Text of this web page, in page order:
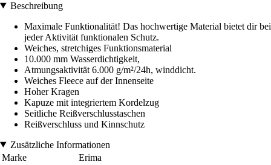
Beschreibung
Maximale Funktionalität! Das hochwertige Material bietet dir bei
jeder Aktivität funktionalen Schutz.
Weiches, stretchiges Funktionsmaterial
10.000 mm Wasserdichtigkeit,
Atmungsaktivität 6.000 g/m²/24h, winddicht.
Weiches Fleece auf der Innenseite
Hoher Kragen
Kapuze mit integriertem Kordelzug
Seitliche Reißverschlusstaschen
Reißverschluss und Kinnschutz
Zusätzliche Informationen
Marke
Erima